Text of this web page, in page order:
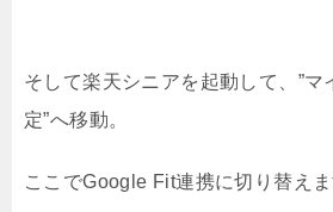
そして楽天シニアを起動して、”マ
定”へ移動。
ここでGoogle Fit連携に切り替えま